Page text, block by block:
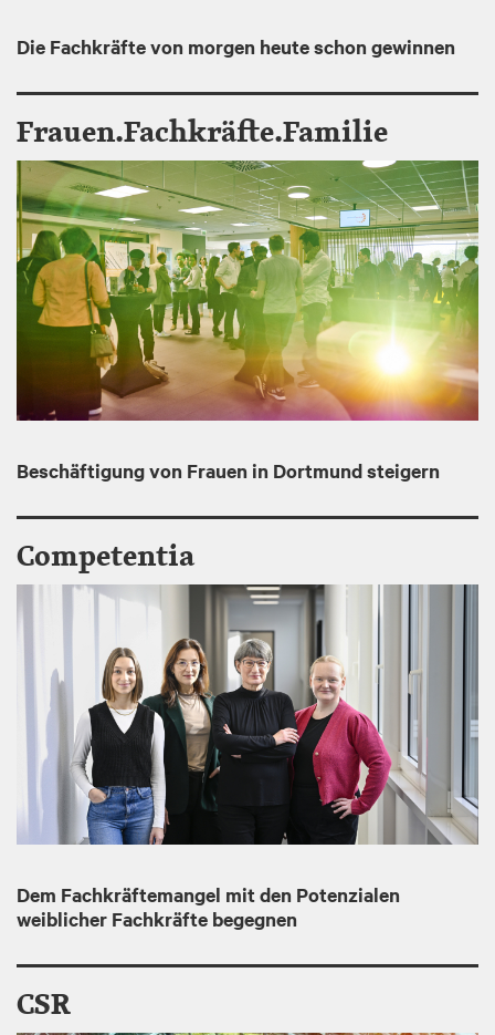
Die Fachkräfte von morgen heute schon gewinnen
Frauen.Fachkräfte.Familie
I
m
a
e
Beschäftigung von Frauen in Dortmund steigern
Competentia
m
Dem Fachkräftemangel mit den Potenzialen
weiblicher Fachkräfte begegnen
CSR